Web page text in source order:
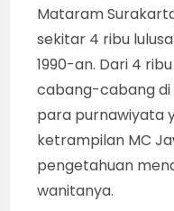
Mataram
sekitar 4 ribu
1990-an. Dari 4
cabang-cabang di
para purnawiyata
ketrampilan MC
pengetahuan
wanitanya.